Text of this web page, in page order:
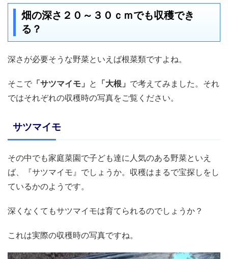
畑の深さ２０～３０ｃｍでも収穫でき
る？
深さが必要そうな野菜といえば根菜類ですよね。
そこで 「サツマイモ」 と 「大根」 で考えてみました。それ
ではそれぞれの収穫時の写真をご覧ください。
サツマイモ
その中でも家庭菜園で子ども達に人気のある野菜といえ
ば、『サツマイモ』でしょうか。収穫はまるで宝探しをし
ているかのようです。
深くなくてもサツマイモは育てられるのでしょうか？
これは実際の収穫時の写真ですね。